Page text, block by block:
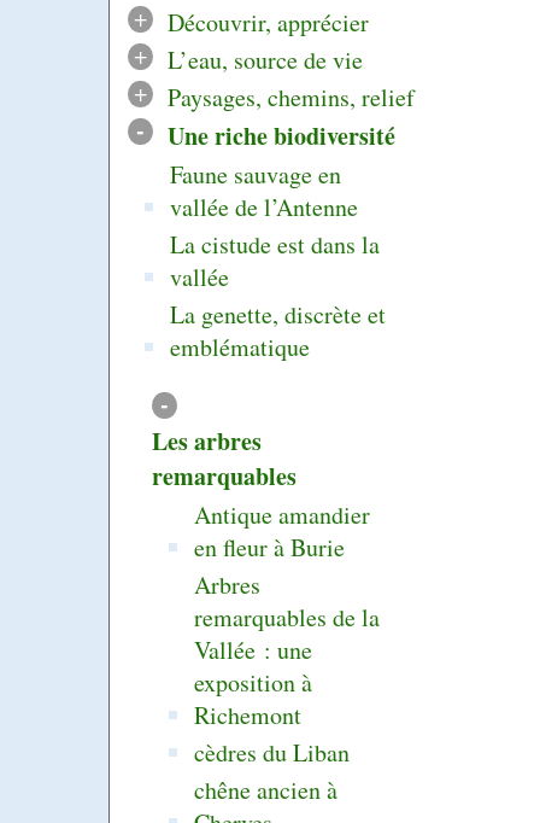
+
Découvrir, apprécier
+
L’eau, source de vie
+
Paysages, chemins, relief
- Une riche biodiversité
Faune sauvage en
vallée de l’Antenne
La cistude est dans la
vallée
La genette, discrète et
emblématique
-
Les arbres
remarquables
Antique amandier
en fleur à Burie
Arbres
remarquables de la
Vallée : une
exposition à
Richemont
cèdres du Liban
chêne ancien à